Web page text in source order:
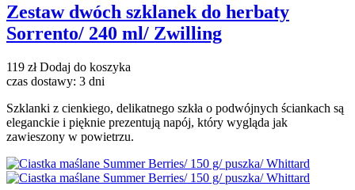
Zestaw dwóch szklanek do herbaty
Sorrento/ 240 ml/ Zwilling
119 złDodaj do koszyka
czas dostawy: 3 dni
Szklanki z cienkiego, delikatnego szkła o podwójnych ściankach są
eleganckie i pięknie prezentują napój, który wygląda jak
zawieszony w powietrzu.